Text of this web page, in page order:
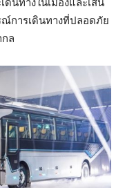
การเดินทางที่ปลอดภัย
ล